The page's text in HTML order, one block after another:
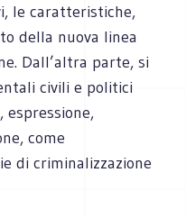
le caratteristiche,
della nuova linea
Dall’altra parte, si
civili e politici
espressione,
come
di criminalizzazione